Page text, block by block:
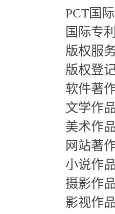
PCT国
国际专
版权服
版权登
软件著
文学作
美术作
网站著
小说作
摄影作
影视作